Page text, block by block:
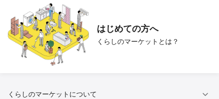
トイレクリーニング キッチンクリーニング
ハウスクリーニング
窓・サッシの掃除
はじめての方へ
くらしのマーケットとは？
くらしのマーケットについて